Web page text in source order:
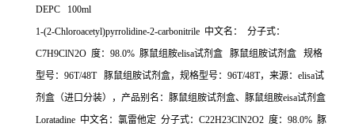
DEPC 100ml
1-(2-Chloroacetyl)pyrrolidine-2-carbonitrile 中文名：
分子式：
C7H9ClN2O 度： 98.0% 豚鼠组胺elisa试剂盒 豚鼠组胺试剂盒
规格
型号： 96T/48T 豚鼠组胺试剂盒，规格型号： 96T/48T，来源： elisa试
剂盒（进口分装），产品别名：豚鼠组胺试剂盒、豚鼠组胺eisa试剂盒
Loratadine 中文名：氯雷他定 分子式： C22H23ClN2O2 度： 98.0% 豚